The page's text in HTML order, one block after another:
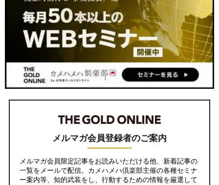
メルマガ会員登録者のご案内
メルマガ会員限定記事をお読みいただける他、新着記事の
一覧をメールで配信。カメハメハ倶楽部主催の各種セミナ
ー案内等、知的武装をし、行動するための情報を厳選して